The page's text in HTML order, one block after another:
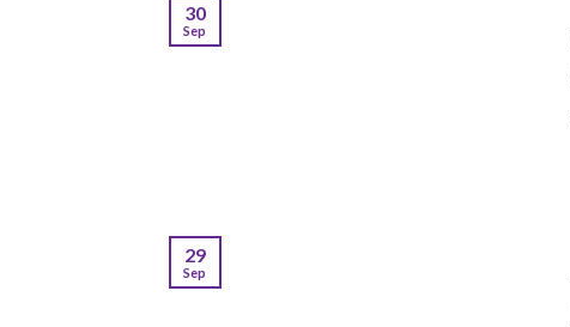
30
Sep
29
Sep